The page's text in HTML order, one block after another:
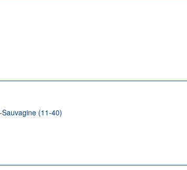
Sauvagine (11-40)